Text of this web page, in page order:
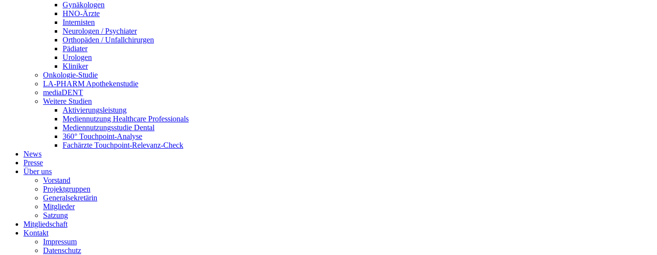
Gynäkologen
HNO-Ärzte
Internisten
Neurologen / Psychiater
Orthopäden / Unfallchirurgen
Pädiater
Urologen
Kliniker
Onkologie-Studie
LA-PHARM Apothekenstudie
mediaDENT
Weitere Studien
Aktivierungsleistung
Mediennutzung Healthcare Professionals
Mediennutzungsstudie Dental
360° Touchpoint-Analyse
Fachärzte Touchpoint-Relevanz-Check
News
Presse
Über uns
Vorstand
Projektgruppen
Generalsekretärin
Mitglieder
Satzung
Mitgliedschaft
Kontakt
Impressum
Datenschutz